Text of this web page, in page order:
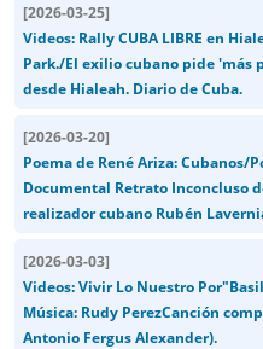
[2026-03-25]
Videos: Rally CUBA LIBRE en
Park./El exilio cubano pide 'más
desde Hialeah. Diario de Cuba.
[2026-03-20]
Poema de René Ariza: Cubanos/
Documental Retrato Inconcluso
realizador cubano Rubén
[2026-03-03]
Videos: Vivir Lo Nuestro
Música: Rudy PerezCanción
Antonio Fergus Alexander).